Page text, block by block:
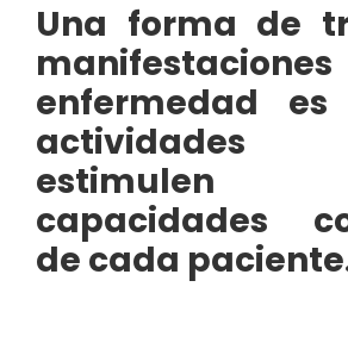
Una forma de
enfermedad es
capacidades
de cada